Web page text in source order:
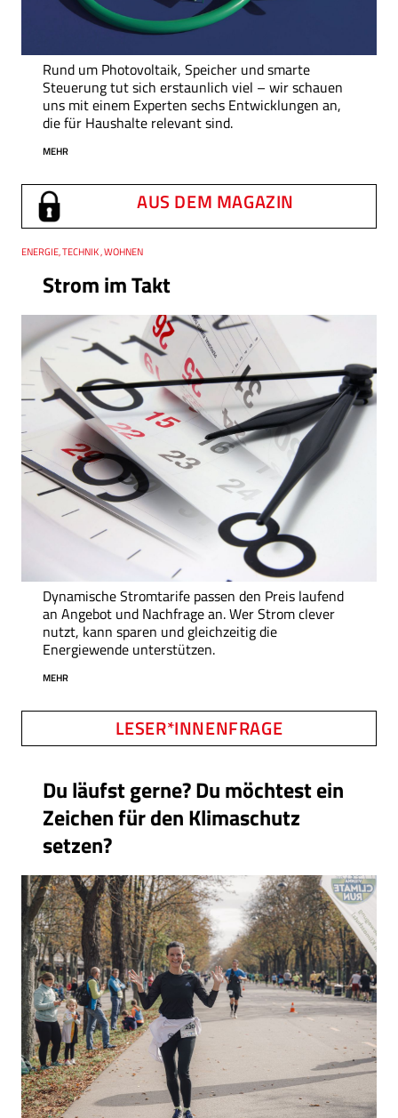
Rund um Photovoltaik, Speicher und smarte
Steuerung tut sich erstaunlich viel – wir schauen
uns mit einem Experten sechs Entwicklungen an,
die für Haushalte relevant sind.
MEHR
AUS DEM MAGAZIN
Strom im Takt
Thema
ENERGIE, TECHNIK , WOHNEN
Dynamische Stromtarife passen den Preis laufend
an Angebot und Nachfrage an. Wer Strom clever
nutzt, kann sparen und gleichzeitig die
Energiewende unterstützen.
MEHR
LESER*INNENFRAGE
Du läufst gerne? Du möchtest ein
Zeichen für den Klimaschutz
setzen?